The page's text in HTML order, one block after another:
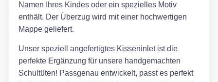
Namen Ihres Kindes oder ein spezielles Motiv
enthält. Der Überzug wird mit einer hochwertigen
Mappe geliefert.
Unser speziell angefertigtes Kisseninlet ist die
perfekte Ergänzung für unsere handgemachten
Schultüten! Passgenau entwickelt, passt es perfekt